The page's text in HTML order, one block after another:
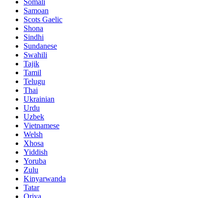
Somali
Samoan
Scots Gaelic
Shona
Sindhi
Sundanese
Swahili
Tajik
Tamil
Telugu
Thai
Ukrainian
Urdu
Uzbek
Vietnamese
Welsh
Xhosa
Yiddish
Yoruba
Zulu
Kinyarwanda
Tatar
Oriya